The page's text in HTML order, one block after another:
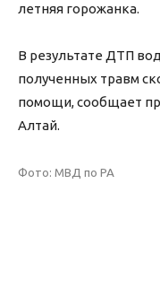
летняя горожанка.
В результате ДТП
полученных травм
помощи, сообщает
Алтай.
Фото: МВД по РА